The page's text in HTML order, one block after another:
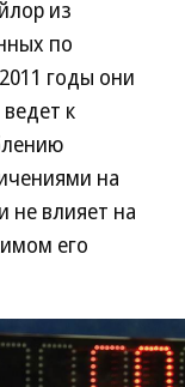
из
по
годы они
к
на
не влияет на
его